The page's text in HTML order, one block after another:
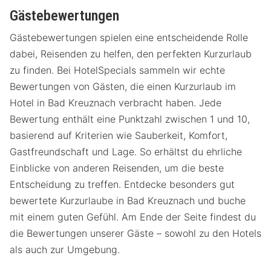
Gästebewertungen
Gästebewertungen spielen eine entscheidende Rolle
dabei, Reisenden zu helfen, den perfekten Kurzurlaub
zu finden. Bei HotelSpecials sammeln wir echte
Bewertungen von Gästen, die einen Kurzurlaub im
Hotel in Bad Kreuznach verbracht haben. Jede
Bewertung enthält eine Punktzahl zwischen 1 und 10,
basierend auf Kriterien wie Sauberkeit, Komfort,
Gastfreundschaft und Lage. So erhältst du ehrliche
Einblicke von anderen Reisenden, um die beste
Entscheidung zu treffen. Entdecke besonders gut
bewertete Kurzurlaube in Bad Kreuznach und buche
mit einem guten Gefühl. Am Ende der Seite findest du
die Bewertungen unserer Gäste – sowohl zu den Hotels
als auch zur Umgebung.